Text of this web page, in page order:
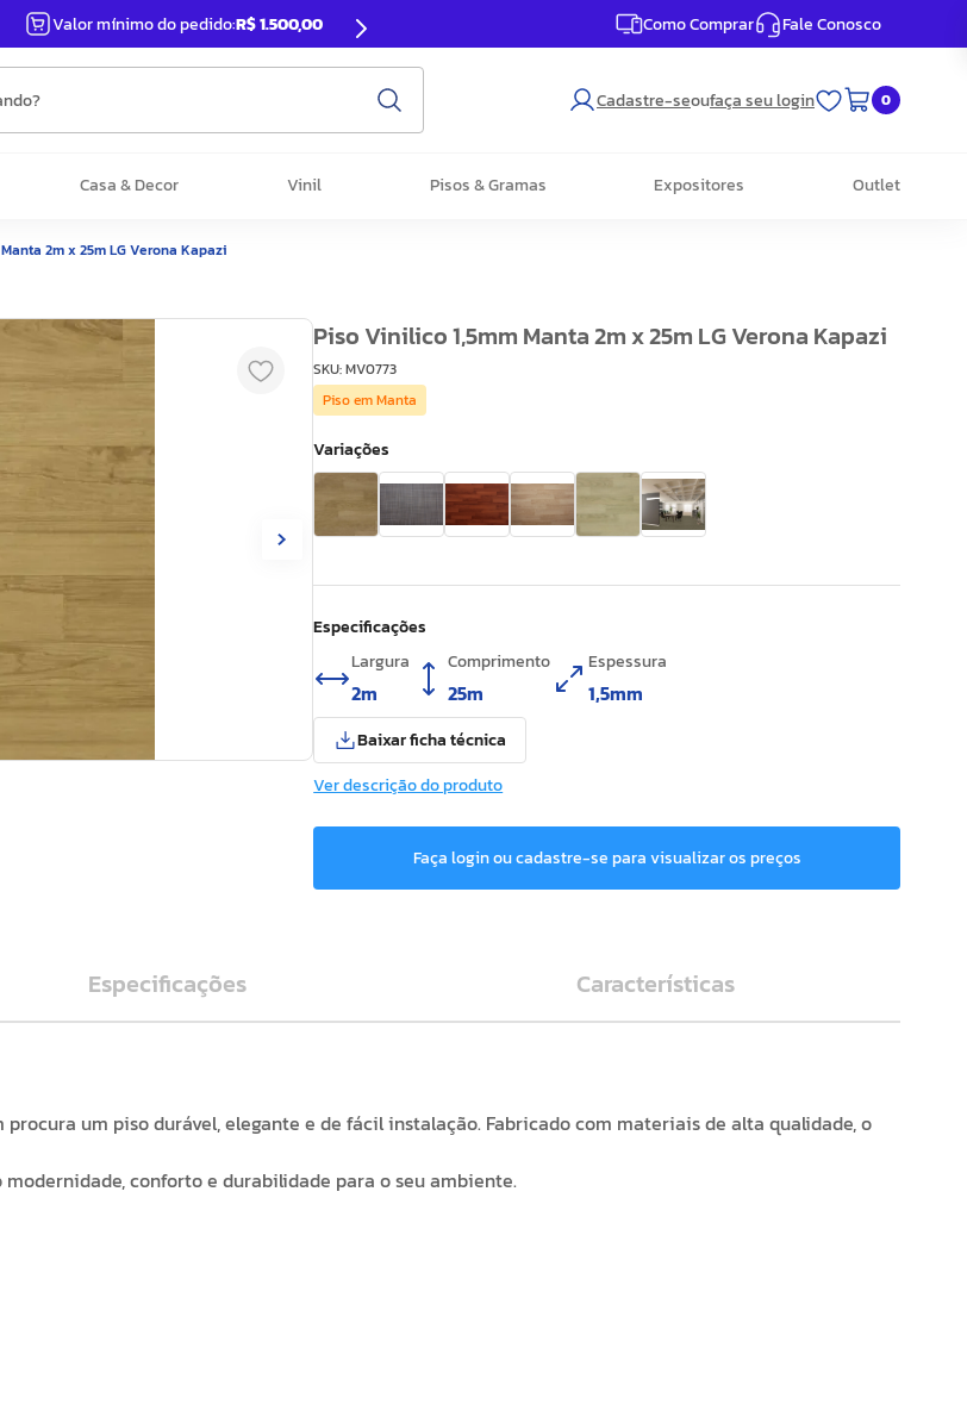
Valor mínimo do pedido:R$ 1.500,00 Como Comprar Fale Conosco
Cadastre-seoufaça seu login 0
Casa & Decor Vinil Pisos & Gramas Expositores Outlet
2m x 25m LG Verona Kapazi
Piso Vinilico 1,5mm Manta 2m x 25m LG Verona Kapazi
SKU:MV0773
Piso em Manta
Especificações
Largura
2m
Comprimento
25m
Espessura
1,5mm
Baixar ficha técnica
Ver descrição do produto
Faça login ou cadastre-se para visualizar os preços
Especificações Características
um piso durável, elegante e de fácil instalação. Fabricado com materiais de alta qualidade, o
conforto e durabilidade para o seu ambiente.